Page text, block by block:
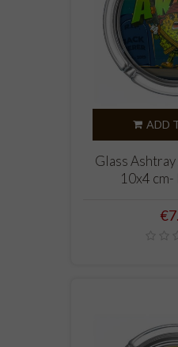
ADD
Glass
10x4 cm-